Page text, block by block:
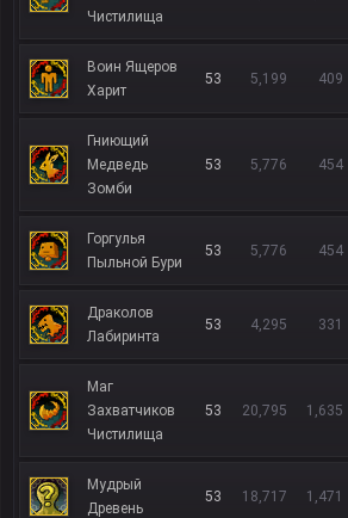
Чистилища
Воин Ящеров
Харит
53 5,199 409
Гниющий
Медведь
Зомби
53 5,776 454
Горгулья
Пыльной Бури
53 5,776 454
Драколов
Лабиринта
53 4,295 331
Маг
Захватчиков
Чистилища
53 20,795 1,635
Мудрый
Древень
53 18,717 1,471